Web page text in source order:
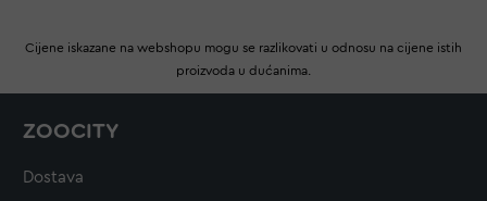
Cijene iskazane na webshopu mogu se razlikovati u odnosu na cijene istih
proizvoda u dućanima.
ZOOCITY
Dostava